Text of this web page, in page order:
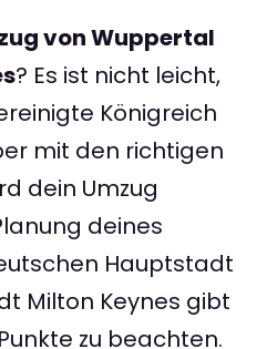
von Wuppertal
? Es ist nicht leicht,
Königreich
mit den richtigen
dein Umzug
deines
Hauptstadt
Milton Keynes gibt
zu beachten.